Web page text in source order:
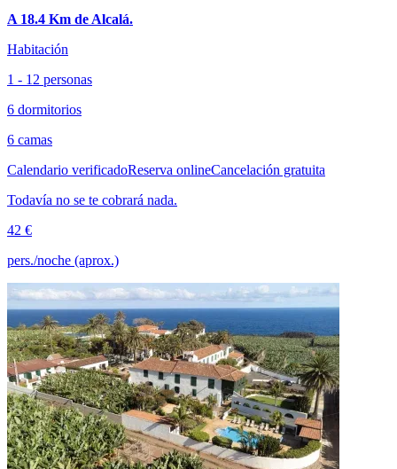
A 18.4 Km de Alcalá.
Habitación
1 - 12 personas
6 dormitorios
6 camas
Calendario verificadoReserva onlineCancelación gratuita
Todavía no se te cobrará nada.
42 €
pers./noche (aprox.)